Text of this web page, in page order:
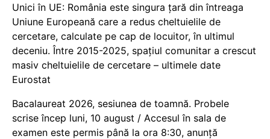
Unici în UE: România este singura țară din întreaga
Uniune Europeană care a redus cheltuielile de
cercetare, calculate pe cap de locuitor, în ultimul
deceniu. Între 2015-2025, spațiul comunitar a crescut
masiv cheltuielile de cercetare – ultimele date
Eurostat
Bacalaureat 2026, sesiunea de toamnă. Probele
scrise încep luni, 10 august / Accesul în sala de
examen este permis până la ora 8:30, anunță